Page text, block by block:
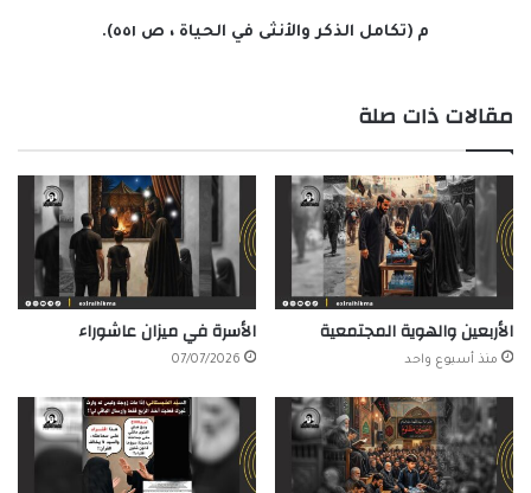
م (تكامل الذكر والأنثى في الحياة ، ص ٥٥١).
مقالات ذات صلة
الأربعين والهوية المجتمعية
منذ أسبوع واحد
الأسرة في ميزان عاشوراء
07/07/2026